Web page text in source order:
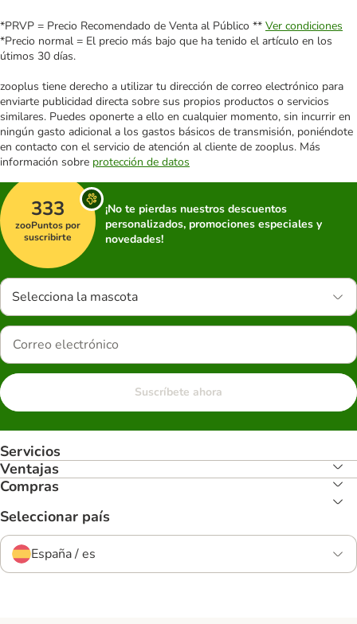
*PRVP = Precio Recomendado de Venta al Público ** Ver condiciones
*Precio normal = El precio más bajo que ha tenido el artículo en los
útimos 30 días.
zooplus tiene derecho a utilizar tu dirección de correo electrónico para
enviarte publicidad directa sobre sus propios productos o servicios
similares. Puedes oponerte a ello en cualquier momento, sin incurrir en
ningún gasto adicional a los gastos básicos de transmisión, poniéndote
en contacto con el servicio de atención al cliente de zooplus. Más
información sobre protección de datos
333
zooPuntos por
suscribirte
¡No te pierdas nuestros descuentos
personalizados, promociones especiales y
novedades!
Selecciona la mascota
Suscríbete ahora
Servicios
Ventajas
Compras
Seleccionar país
España / es